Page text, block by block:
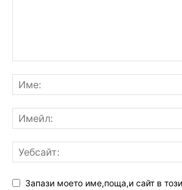
Запази моето име,поща,и сайт в